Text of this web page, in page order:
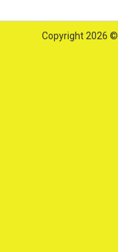
Copyright 2026 ©